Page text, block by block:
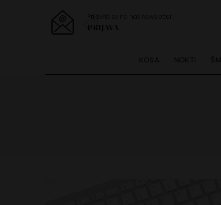
Prijavite se na naš newsletter
PRIJAVA
KOSA NOKTI